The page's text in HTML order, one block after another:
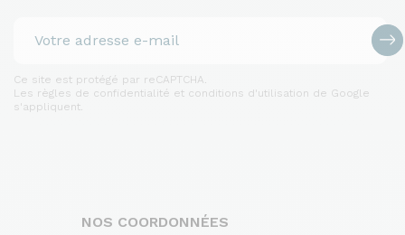
Ce site est protégé par reCAPTCHA.
Les règles de confidentialité et conditions d'utilisation de Google
s'appliquent.
NOS COORDONNÉES